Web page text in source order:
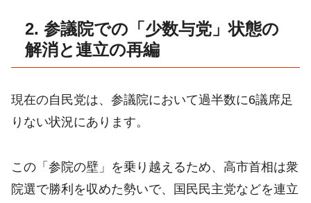
2. 参議院での「少数与党」状態の
解消と連立の再編
現在の自民党は、参議院において過半数に6議席足
りない状況にあります。
この「参院の壁」を乗り越えるため、高市首相は衆
院選で勝利を収めた勢いで、国民民主党などを連立